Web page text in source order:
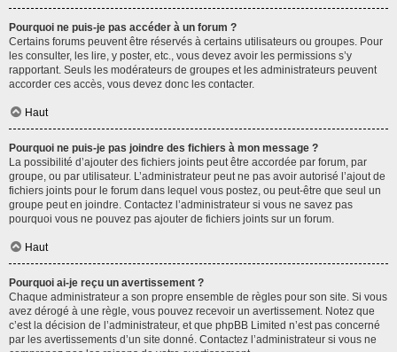
Pourquoi ne puis-je pas accéder à un forum ?
Certains forums peuvent être réservés à certains utilisateurs ou groupes. Pour
les consulter, les lire, y poster, etc., vous devez avoir les permissions s’y
rapportant. Seuls les modérateurs de groupes et les administrateurs peuvent
accorder ces accès, vous devez donc les contacter.
Haut
Pourquoi ne puis-je pas joindre des fichiers à mon message ?
La possibilité d’ajouter des fichiers joints peut être accordée par forum, par
groupe, ou par utilisateur. L’administrateur peut ne pas avoir autorisé l’ajout de
fichiers joints pour le forum dans lequel vous postez, ou peut-être que seul un
groupe peut en joindre. Contactez l’administrateur si vous ne savez pas
pourquoi vous ne pouvez pas ajouter de fichiers joints sur un forum.
Haut
Pourquoi ai-je reçu un avertissement ?
Chaque administrateur a son propre ensemble de règles pour son site. Si vous
avez dérogé à une règle, vous pouvez recevoir un avertissement. Notez que
c’est la décision de l’administrateur, et que phpBB Limited n’est pas concerné
par les avertissements d’un site donné. Contactez l’administrateur si vous ne